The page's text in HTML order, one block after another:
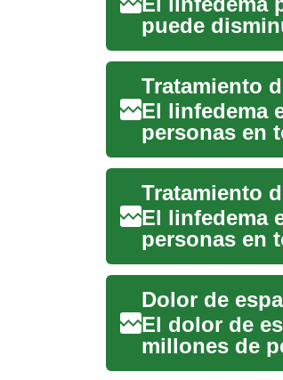
puede
de tratami...
El linfedema
personas en
hinchazón
El linfedema
personas en
acumulación
Dolor de
El dolor de
millones de
desde un...